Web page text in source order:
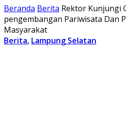
Beranda Berita Rektor Kunjungi
pengembangan Pariwisata Dan
Masyarakat
Berita, Lampung Selatan